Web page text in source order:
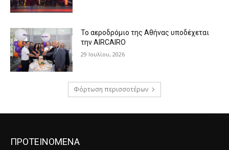
Το αεροδρόμιο της Αθήνας υποδέχεται
την AIRCAIRO
29 Ιουλίου, 2026
Φόρτωση περισσοτέρων
ΠΡΟΤΕΙΝΟΜΕΝΑ